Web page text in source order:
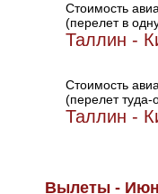
Стоимость
(перелет в
Таллин -
Стоимость
(перелет
Таллин -
Вылеты -